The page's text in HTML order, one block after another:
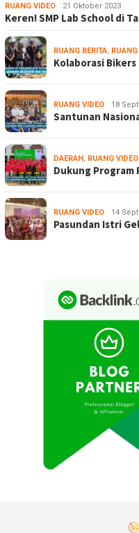
RUANG VIDEO 21 Oktober 2023
Keren! SMP Lab School di
RUANG BERITA,
Kolaborasi
RUANG VIDEO 18
Santunan
DAERAH, RUANG VIDEO
Dukung
RUANG VIDEO 14
Pasundan Istri